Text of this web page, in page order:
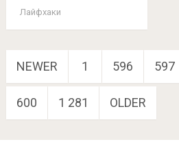
Лайфхаки
Навигация
по
записям
NEWER 1 596 597
600 1 281 OLDER